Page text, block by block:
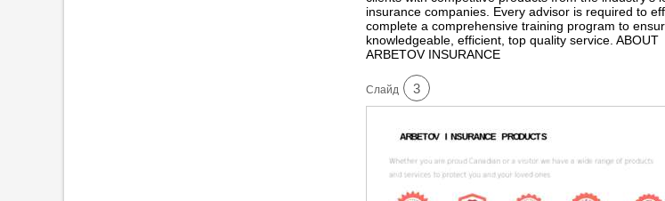
insurance companies. Every advisor is required to
complete a comprehensive training program to
knowledgeable, efficient, top quality service. ABOUT
ARBETOV INSURANCE
Cлайд 3